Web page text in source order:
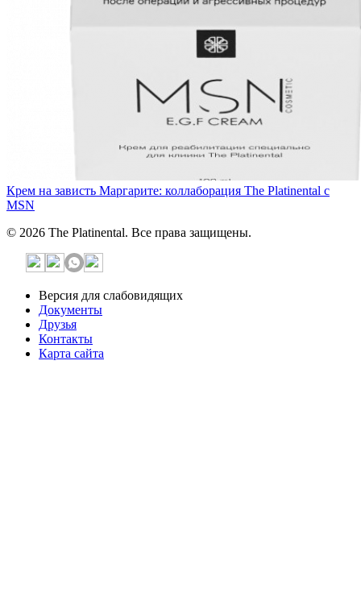
Крем на зависть Маргарите: коллаборация The Platinental с
MSN
© 2026 The Platinental. Все права защищены.
Версия для слабовидящих
Документы
Друзья
Контакты
Карта сайта